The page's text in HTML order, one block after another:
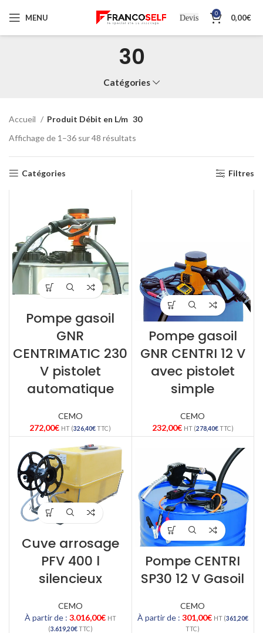
MENU Devis 0 0,00€
30
Catégories
Accueil Produit Débit en L/m 30
Affichage de 1–36 sur 48 résultats
Catégories Filtres
Pompe gasoil
GNR
CENTRIMATIC 230
V pistolet
automatique
CEMO
272,00€ HT (326,40€TTC)
Pompe gasoil
GNR CENTRI 12 V
avec pistolet
simple
CEMO
232,00€ HT (278,40€TTC)
Cuve arrosage
PFV 400 l
silencieux
CEMO
À partir de : 3.016,00€ HT
(3.619,20€TTC)
Pompe CENTRI
SP30 12 V Gasoil
CEMO
À partir de : 301,00€ HT (361,20€
TTC)